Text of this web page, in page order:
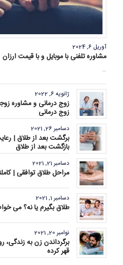
آوریل 6, 2024
مشاوره تلفنی با موبایل و با قیمت ارزان
…
ژانویه 6, 2022
زوج درمانی و مشاوره
زوج درمانی
دسامبر 26, 2021
برگشت بعد از طلاق |
بازگشت بعد از طلاق
دسامبر 21, 2021
مراحل طلاق توافقی |
دسامبر 1, 2021
طلاق بگیرم یا نه؟ می
نوامبر 20, 2021
برگرداندن زن به
قهر کرده